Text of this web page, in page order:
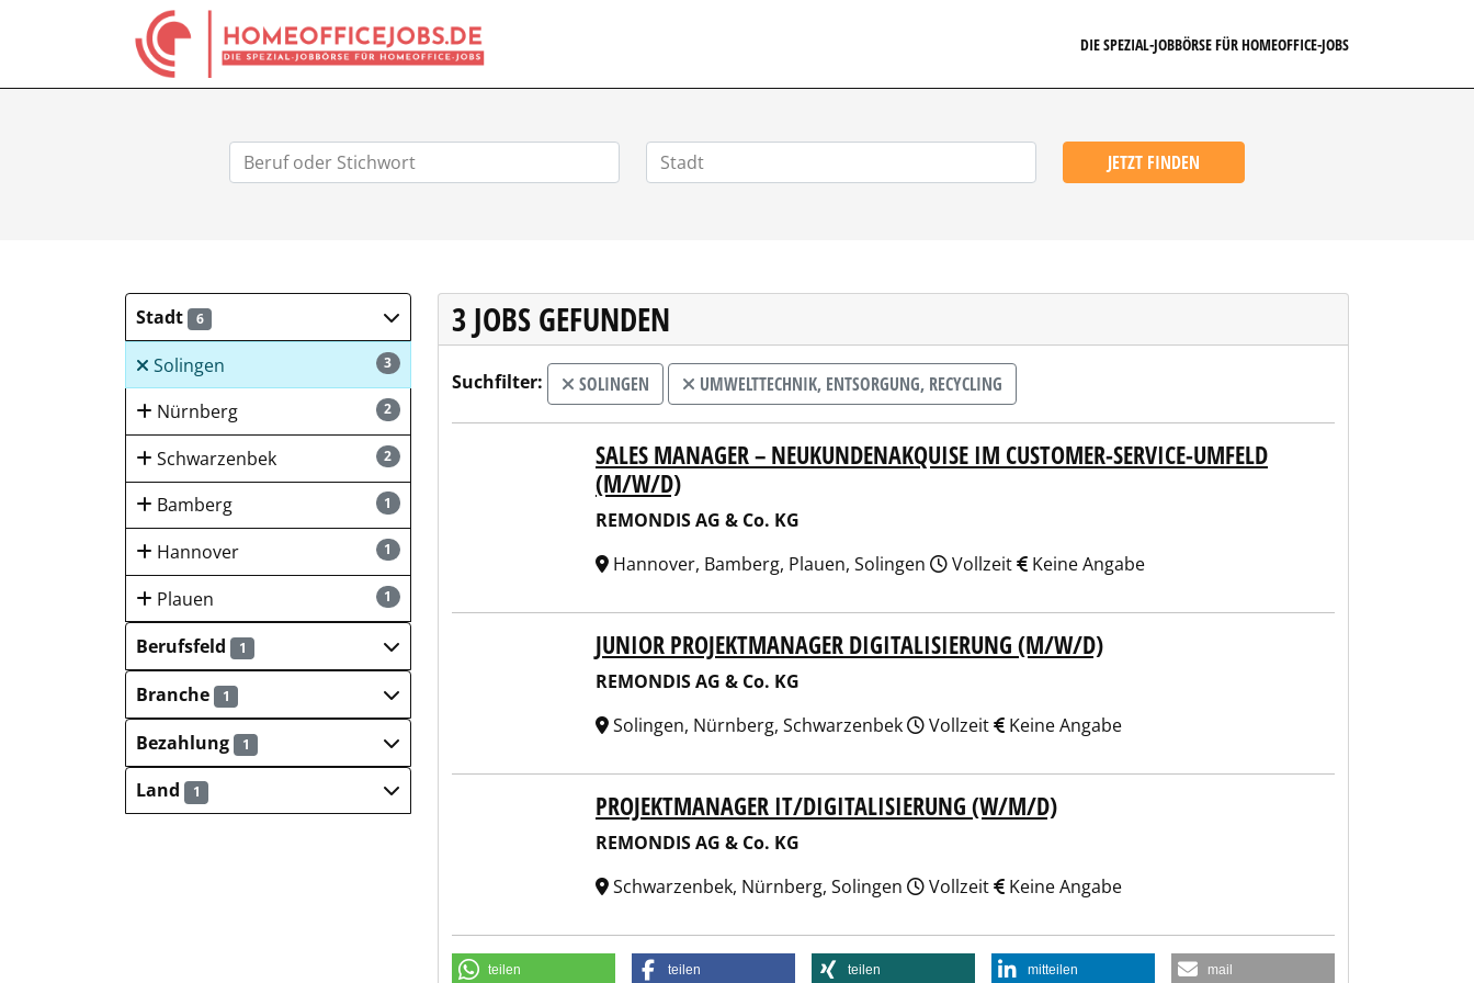
DIE SPEZIAL-JOBBÖRSE FÜR HOMEOFFICE-JOBS
JETZT FINDEN
Stadt 6
3
Solingen
2
Nürnberg
2
Schwarzenbek
1
Bamberg
1
Hannover
1
Plauen
Berufsfeld
1
Branche 1
Bezahlung 1
Land 1
3 JOBS GEFUNDEN
Suchfilter: SOLINGEN UMWELTTECHNIK, ENTSORGUNG, RECYCLING
REMONDIS AG & Co. KGSALES MANAGER – NEUKUNDENAKQUISE IM CUSTOMER-SERVICE-UMFELD
(M/W/D)
REMONDIS AG & Co. KG
Hannover, Bamberg, Plauen, Solingen
Vollzeit Keine Angabe
REMONDIS AG & Co. KGJUNIOR PROJEKTMANAGER DIGITALISIERUNG (M/W/D)
REMONDIS AG & Co. KG
Solingen, Nürnberg, Schwarzenbek
Vollzeit Keine Angabe
REMONDIS AG & Co. KGPROJEKTMANAGER IT/DIGITALISIERUNG (W/M/D)
REMONDIS AG & Co. KG
Schwarzenbek, Nürnberg, Solingen
Vollzeit Keine Angabe
teilen teilen teilen mitteilen mail